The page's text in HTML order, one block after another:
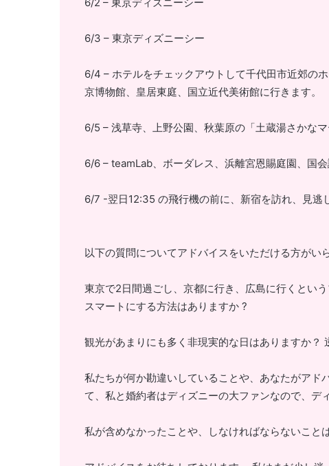
6/2 – 東京ディズニーシー
6/3 – 東京ディズニーシー
6/4 – ホテルをチェックアウトして千代田市近郊の
京博物館、皇居東庭、国立近代美術館に行きます。
6/5 – 浅草寺、上野公園、秋葉原の「土蔵湯さかなマ
6/6 – teamLab、ボーダレス、浜離宮恩賜庭園、国会
6/7 -翌日12:35 の飛行機の前に、新宿を訪れ、見逃
以下の質問についてアドバイスをいただける方がい
東京で2日間過ごし、京都に行き、広島に行くとい
スマートにする方法はありますか ?
観光があまりにも多く非現実的な日はありますか？
私たちが何か勘違いしていることや、あなたがアド
て、私と婚約者はディズニーの大ファンなので、デ
私が含めなかったことや、しなければならないこと